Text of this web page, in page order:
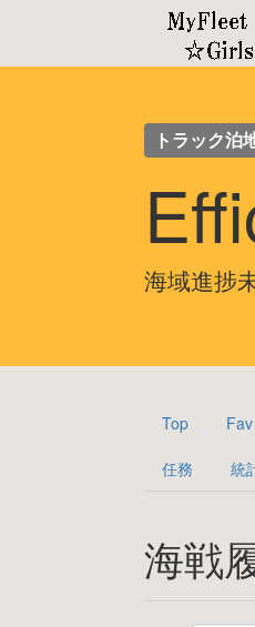
トラック泊
海域進捗
Top Fav
任務 統
海戦